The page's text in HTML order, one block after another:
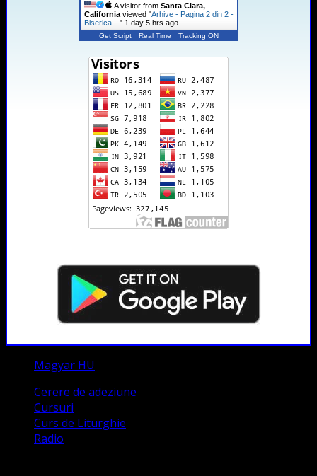
A visitor from Santa Clara,
Californiaviewed "Arhive - Pagina 2 din 2 -
Biserica… " 1 day 5 hrs ago
Get Script Real Time Tracking ON
Magyar HU
Cerere de adeziune
Cursuri
Curs de Liturghie
Radio